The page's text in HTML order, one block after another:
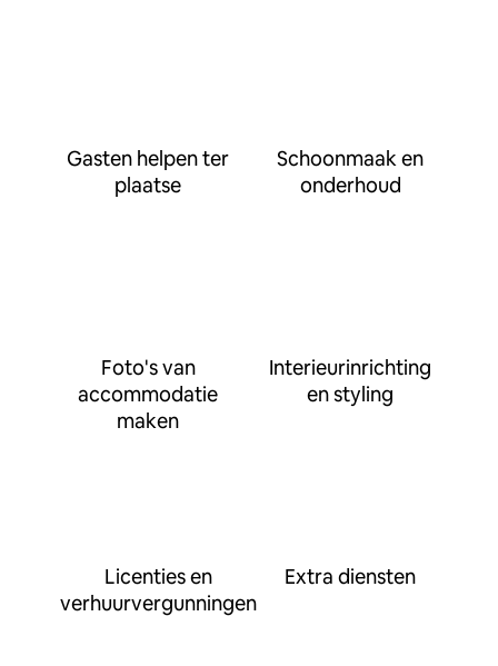
Gasten helpen ter
plaatse
Schoonmaak en
onderhoud
Foto's van
accommodatie
maken
Interieurinrichting
en styling
Licenties en
verhuurvergunningen
Extra diensten